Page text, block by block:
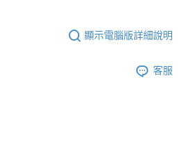
顯示電腦版詳細說明
客服